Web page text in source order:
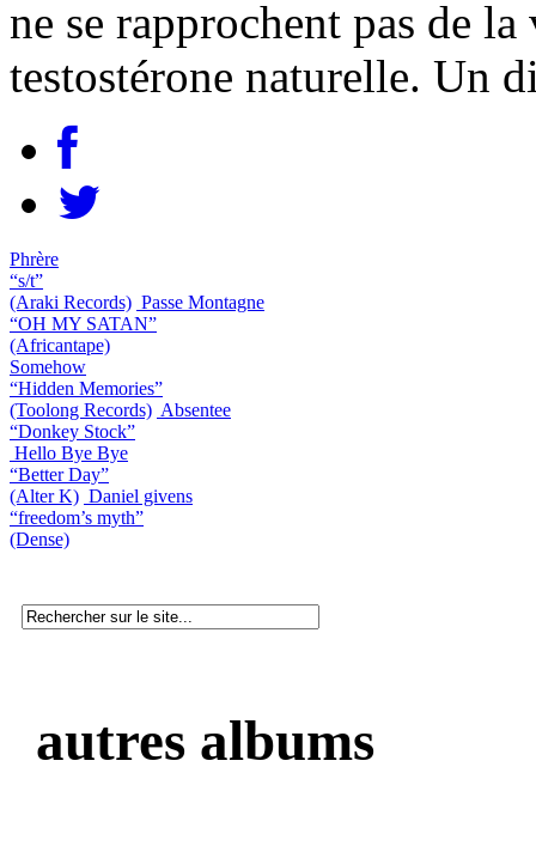
ne se rapprochent pas de
testostérone naturelle. Un
Phrère
“s/t”
(Araki Records) Passe Montagne
“OH MY SATAN”
(Africantape)
Somehow
“Hidden Memories”
(Toolong Records) Absentee
“Donkey Stock”
Hello Bye Bye
“Better Day”
(Alter K) Daniel givens
“freedom’s myth”
(Dense)
autres albums